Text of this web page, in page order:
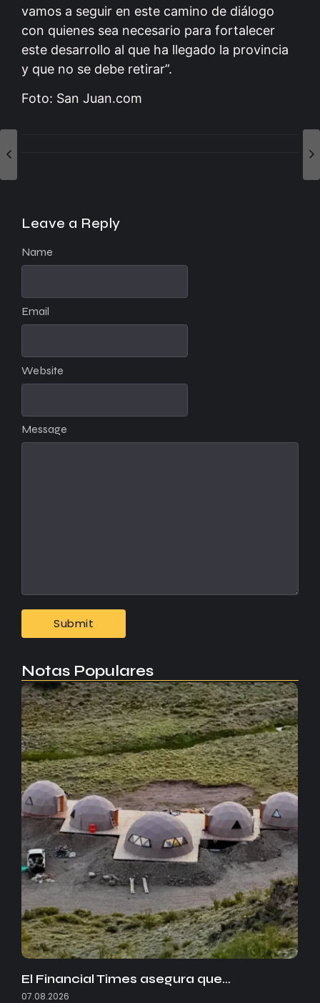
vamos a seguir en este camino de diálogo
con quienes sea necesario para fortalecer
este desarrollo al que ha llegado la provincia
y que no se debe retirar”.
Foto: San Juan.com
Leave a Reply
Message
Name
Email
Website
Notas Populares
El Financial Times asegura que…
07.08.2026